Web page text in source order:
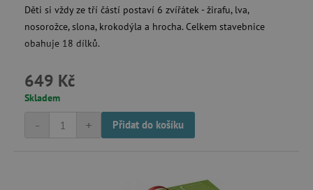
Děti si vždy ze tří částí postaví 6 zvířátek - žirafu, lva,
nosorožce, slona, krokodýla a hrocha. Celkem stavebnice
obahuje 18 dílků.
649 Kč
Skladem
+
- Přidat do košíku